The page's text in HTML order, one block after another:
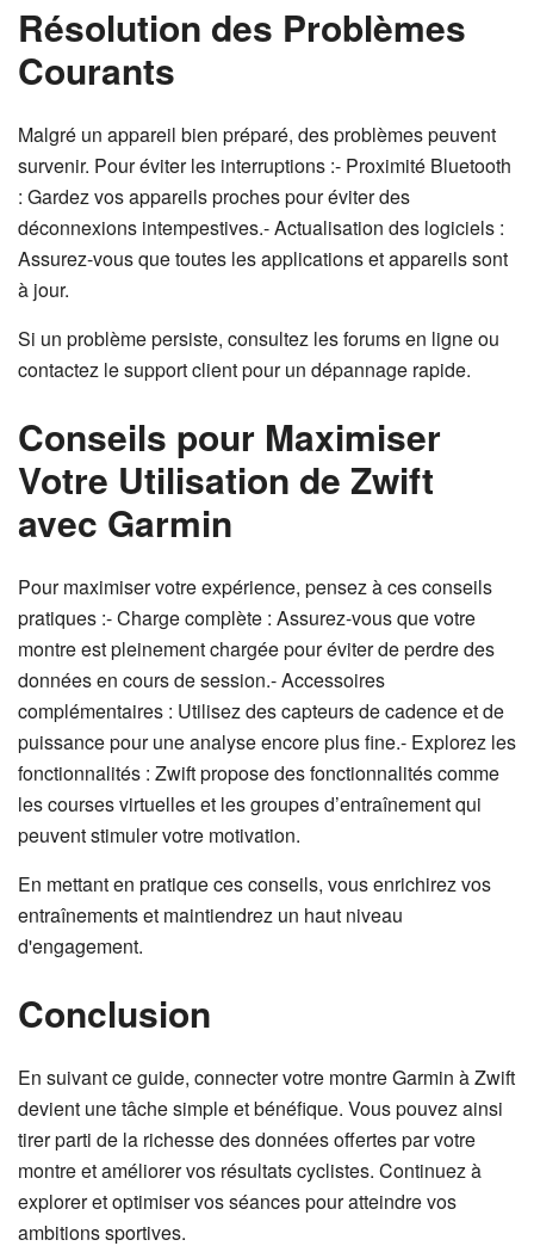
Résolution des Problèmes
Courants
Malgré un appareil bien préparé, des problèmes peuvent
survenir. Pour éviter les interruptions :- Proximité Bluetooth
: Gardez vos appareils proches pour éviter des
déconnexions intempestives.- Actualisation des logiciels :
Assurez-vous que toutes les applications et appareils sont
à jour.
Si un problème persiste, consultez les forums en ligne ou
contactez le support client pour un dépannage rapide.
Conseils pour Maximiser
Votre Utilisation de Zwift
avec Garmin
Pour maximiser votre expérience, pensez à ces conseils
pratiques :- Charge complète : Assurez-vous que votre
montre est pleinement chargée pour éviter de perdre des
données en cours de session.- Accessoires
complémentaires : Utilisez des capteurs de cadence et de
puissance pour une analyse encore plus fine.- Explorez les
fonctionnalités : Zwift propose des fonctionnalités comme
les courses virtuelles et les groupes d’entraînement qui
peuvent stimuler votre motivation.
En mettant en pratique ces conseils, vous enrichirez vos
entraînements et maintiendrez un haut niveau
d'engagement.
Conclusion
En suivant ce guide, connecter votre montre Garmin à Zwift
devient une tâche simple et bénéfique. Vous pouvez ainsi
tirer parti de la richesse des données offertes par votre
montre et améliorer vos résultats cyclistes. Continuez à
explorer et optimiser vos séances pour atteindre vos
ambitions sportives.